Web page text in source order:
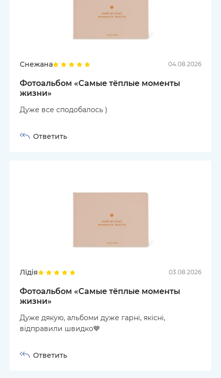
Снежана 04.08.2026
Фотоальбом «Самые тёплые моменты
жизни»
Дуже все сподобалось )
Ответить
Лідія 03.08.2026
Фотоальбом «Самые тёплые моменты
жизни»
Дуже дякую, альбоми дуже гарні, якісні,
відправили швидко💙
Ответить